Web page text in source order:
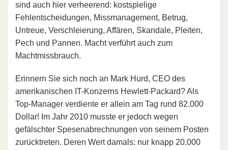
sind auch hier verheerend: kostspielige
Fehlentscheidungen, Missmanagement, Betrug,
Untreue, Verschleierung, Affären, Skandale, Pleiten,
Pech und Pannen. Macht verführt auch zum
Machtmissbrauch.
Erinnern Sie sich noch an Mark Hurd, CEO des
amerikanischen IT-Konzerns Hewlett-Packard? Als
Top-Manager verdiente er allein am Tag rund 82.000
Dollar! Im Jahr 2010 musste er jedoch wegen
gefälschter Spesenabrechnungen von seinem Posten
zurücktreten. Deren Wert damals: nur knapp 20.000